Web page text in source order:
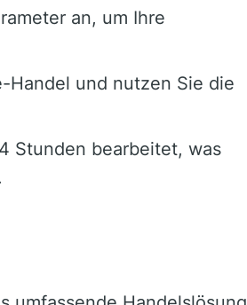
an, um Ihre
Handel und nutzen Sie die
Stunden bearbeitet, was